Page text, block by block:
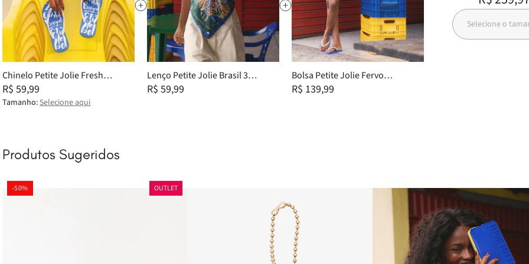
Chinelo Petite Jolie Fresh
White/Brasil 1 PJ6969 33-34
R$ 59,99
Tamanho: Selecione aqui
Lenço Petite Jolie Brasil 3
PJ20085
R$ 59,99
Bolsa Petite Jolie Fervo
Royal/Amarelo PJ11355
R$ 139,99
Selecione o
Produtos Sugeridos
OUTLET
-50%